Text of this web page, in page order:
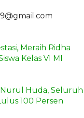
Meraih Ridha
Kelas VI MI
Nurul Huda, Seluruh
100 Persen